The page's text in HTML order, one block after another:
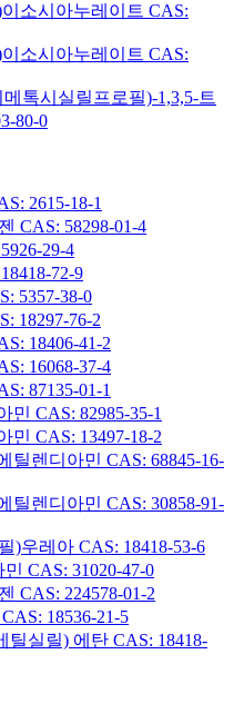
소시아누레이트 CAS:
소시아누레이트 CAS:
톡시실릴프로필)-1,3,5-트
80-0
2615-18-1
CAS: 58298-01-4
29-4
72-9
5357-38-0
18297-76-2
18406-41-2
16068-37-4
87135-01-1
CAS: 82985-35-1
CAS: 13497-18-2
틸렌디아민 CAS: 68845-16-
틸렌디아민 CAS: 30858-91-
)우레아 CAS: 18418-53-6
CAS: 31020-47-0
CAS: 224578-01-2
18536-21-5
실릴) 에탄 CAS: 18418-